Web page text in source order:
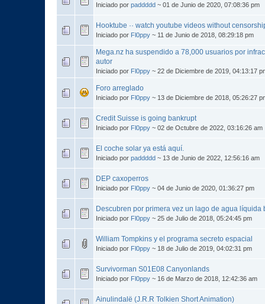
Iniciado por paddddd ~ 01 de Junio de 2020, 07:08:36 pm
Hooktube ·· watch youtube videos without
Iniciado por Fl0ppy ~ 11 de Junio de 2018, 08:29:18 pm
Mega.nz ha suspendido a 78,000 usuarios por
autor
Iniciado por Fl0ppy ~ 22 de Diciembre de 2019, 04:13:17
Foro arreglado
Iniciado por Fl0ppy ~ 13 de Diciembre de 2018, 05:26:27
Credit Suisse is going bankrupt
Iniciado por Fl0ppy ~ 02 de Octubre de 2022, 03:16:26 am
El coche solar ya está aquí.
Iniciado por paddddd ~ 13 de Junio de 2022, 12:56:16 am
DEP caxoperros
Iniciado por Fl0ppy ~ 04 de Junio de 2020, 01:36:27 pm
Descubren por primera vez un lago de agua líquida
Iniciado por Fl0ppy ~ 25 de Julio de 2018, 05:24:45 pm
William Tompkins y el programa secreto espacial
Iniciado por Fl0ppy ~ 18 de Julio de 2019, 04:02:31 pm
Survivorman S01E08 Canyonlands
Iniciado por Fl0ppy ~ 16 de Marzo de 2018, 12:42:36 am
Ainulindalë (J.R.R Tolkien Short Animation)